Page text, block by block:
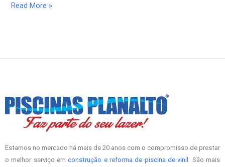
Read More »
Estamos no mercado há mais de 20 anos com o compromisso de prestar
o melhor serviço emconstrução e reforma de piscina de vinil . São mais